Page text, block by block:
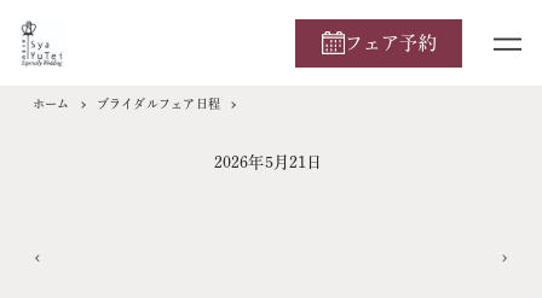
フェア予約
ホーム ブライダルフェア日程
2026年5月21日